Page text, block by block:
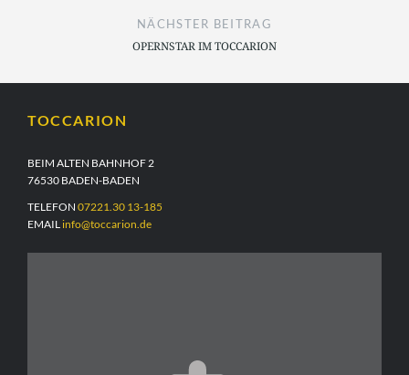
NÄCHSTER BEITRAG
OPERNSTAR IM TOCCARION
TOCCARION
BEIM ALTEN BAHNHOF 2
76530 BADEN-BADEN
TELEFON 07221.30 13-185
EMAIL info@toccarion.de